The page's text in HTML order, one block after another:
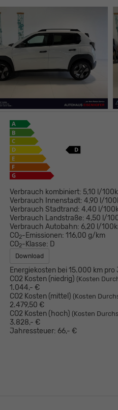
Verbrauch kombiniert: 5,10 l/
Verbrauch Innenstadt: 4,90 l/
Verbrauch Stadtrand: 4,40 l/
Verbrauch Landstraße: 4,50 l/
Verbrauch Autobahn: 6,20 l/
CO2-Emissionen: 116,00 g/km
CO2-Klasse: D
Download
Energiekosten bei 15.000 km pro
CO2 Kosten (niedrig) (Kosten
1.044,- €
CO2 Kosten (mittel) (Kosten
2.479,50 €
CO2 Kosten (hoch) (Kosten
3.828,- €
Jahressteuer: 66,- €